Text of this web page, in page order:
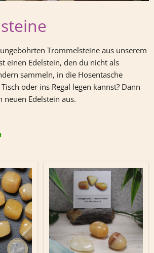
Trommelsteine aus unserem
einen Edelstein, den du nicht als
sammeln, in die Hosentasche
oder ins Regal legen kannst? Dann
Edelstein aus.